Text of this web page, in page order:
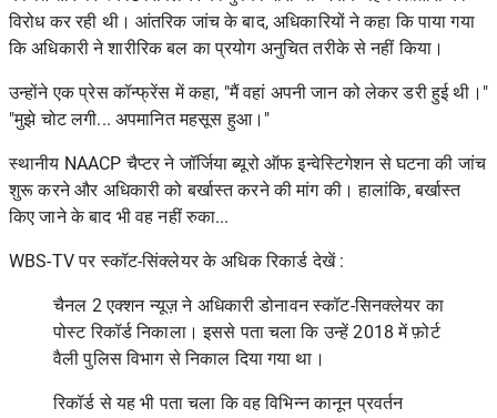
विरोध कर रही थी। आंतरिक जांच के बाद, अधिकारियों ने कहा कि पाया गया
कि अधिकारी ने शारीरिक बल का प्रयोग अनुचित तरीके से नहीं किया।
उन्होंने एक प्रेस कॉन्फ्रेंस में कहा, "मैं वहां अपनी जान को लेकर डरी हुई थी।"
"मुझे चोट लगी... अपमानित महसूस हुआ।"
स्थानीय NAACP चैप्टर ने जॉर्जिया ब्यूरो ऑफ इन्वेस्टिगेशन से घटना की जांच
शुरू करने और अधिकारी को बर्खास्त करने की मांग की। हालांकि, बर्खास्त
किए जाने के बाद भी वह नहीं रुका...
WBS-TVपर स्कॉट-सिंक्लेयर के अधिक रिकार्ड देखें :
चैनल 2 एक्शन न्यूज़ ने अधिकारी डोनावन स्कॉट-सिनक्लेयर का
पोस्ट रिकॉर्ड निकाला। इससे पता चला कि उन्हें 2018 में फ़ोर्ट
वैली पुलिस विभाग से निकाल दिया गया था।
रिकॉर्ड से यह भी पता चला कि वह विभिन्न कानून प्रवर्तन